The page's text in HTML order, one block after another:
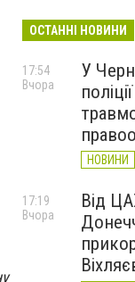
ОСТАННІ НОВИНИ
У
НОВИНИ
17:54
Вчора
Від
17:19
Вчора